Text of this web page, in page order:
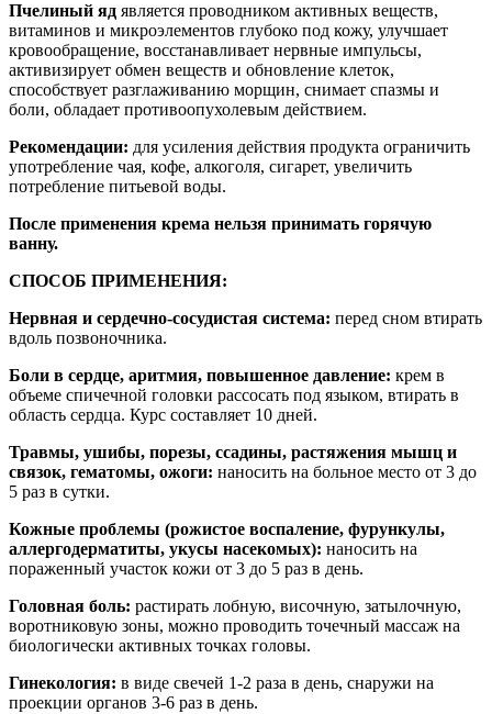
Пчелиный яд является проводником активных веществ,
витаминов и микроэлементов глубоко под кожу, улучшает
кровообращение, восстанавливает нервные импульсы,
активизирует обмен веществ и обновление клеток,
способствует разглаживанию морщин, снимает спазмы и
боли, обладает противоопухолевым действием.
Рекомендации: для усиления действия продукта ограничить
употребление чая, кофе, алкоголя, сигарет, увеличить
потребление питьевой воды.
После применения крема нельзя принимать горячую
ванну.
СПОСОБ ПРИМЕНЕНИЯ:
Нервная и сердечно-сосудистая система: перед сном втирать
вдоль позвоночника.
Боли в сердце, аритмия, повышенное давление: крем в
объеме спичечной головки рассосать под языком, втирать в
область сердца. Курс составляет 10 дней.
Травмы, ушибы, порезы, ссадины, растяжения мышц и
связок, гематомы, ожоги: наносить на больное место от 3 до
5 раз в сутки.
Кожные проблемы (рожистое воспаление, фурункулы,
аллергодерматиты, укусы насекомых): наносить на
пораженный участок кожи от 3 до 5 раз в день.
Головная боль: растирать лобную, височную, затылочную,
воротниковую зоны, можно проводить точечный массаж на
биологически активных точках головы.
Гинекология: в виде свечей 1-2 раза в день, снаружи на
проекции органов 3-6 раз в день.